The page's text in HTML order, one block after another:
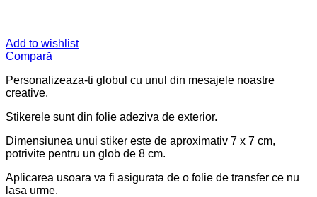
Add to wishlist
Compară
Personalizeaza-ti globul cu unul din mesajele noastre
creative.
Stikerele sunt din folie adeziva de exterior.
Dimensiunea unui stiker este de aproximativ 7 x 7 cm,
potrivite pentru un glob de 8 cm.
Aplicarea usoara va fi asigurata de o folie de transfer ce nu
lasa urme.